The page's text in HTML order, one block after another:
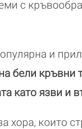
с
и
бели кръвни
като язви и
хора, които